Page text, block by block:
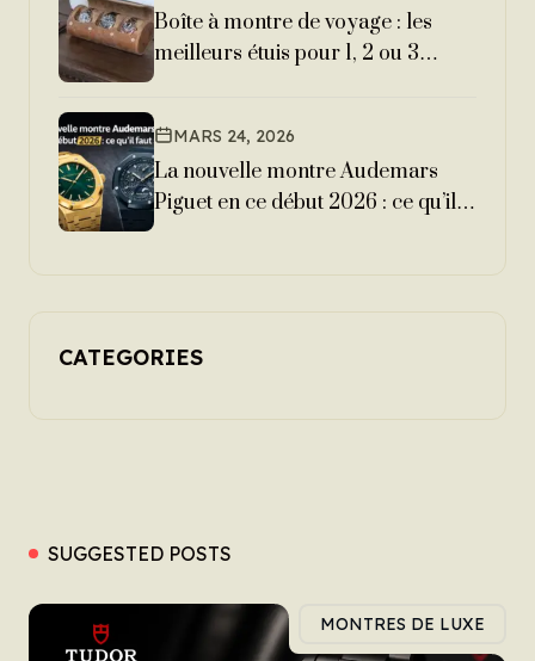
Boîte à montre de voyage : les
meilleurs étuis pour 1, 2 ou 3
MARS 24, 2026
La nouvelle montre Audemars
Piguet en ce début 2026 : ce qu’il
CATEGORIES
SUGGESTED POSTS
MONTRES DE LUXE